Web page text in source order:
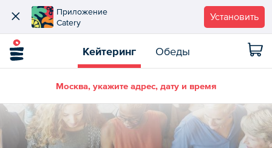
Приложение
Catery
Установить
Кейтеринг Обеды
Москва, укажите адрес, дату и время